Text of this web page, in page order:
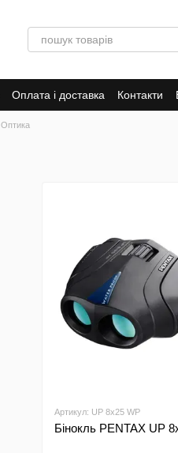
Оплата і доставка Контакти
Оптика
Артикул: UP 8x25 WP
Бінокль PENTAX UP